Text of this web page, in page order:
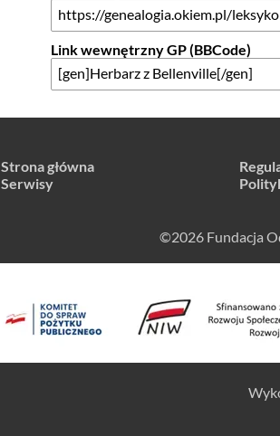
Link wewnętrzny GP (BBCode)
Strona główna
Serwisy
©2026 Fundacja